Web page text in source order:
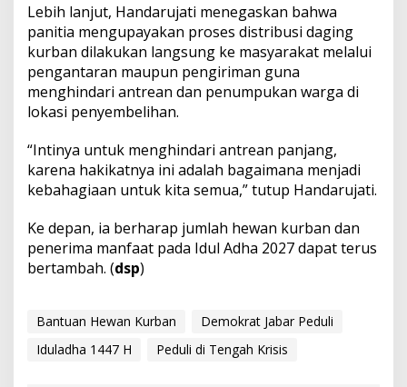
Lebih lanjut, Handarujati menegaskan bahwa
panitia mengupayakan proses distribusi daging
kurban dilakukan langsung ke masyarakat melalui
pengantaran maupun pengiriman guna
menghindari antrean dan penumpukan warga di
lokasi penyembelihan.
“Intinya untuk menghindari antrean panjang,
karena hakikatnya ini adalah bagaimana menjadi
kebahagiaan untuk kita semua,” tutup Handarujati.
Ke depan, ia berharap jumlah hewan kurban dan
penerima manfaat pada Idul Adha 2027 dapat terus
bertambah. (dsp)
Bantuan Hewan Kurban
Demokrat Jabar Peduli
Iduladha 1447 H
Peduli di Tengah Krisis